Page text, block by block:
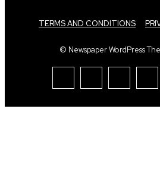
TERMS AND CONDITIONS
© Newspaper WordPress